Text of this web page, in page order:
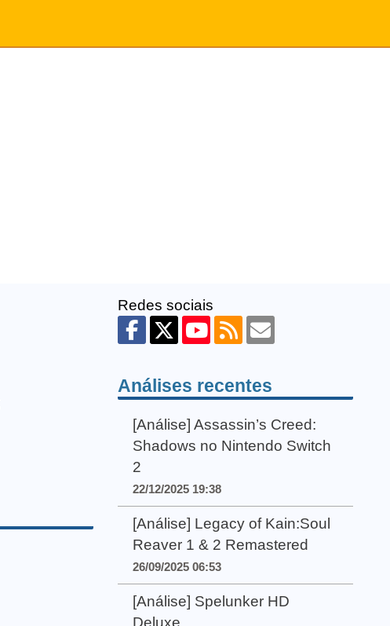
Redes sociais
Análises recentes
[Análise] Assassin’s Creed:
Shadows no Nintendo Switch
2
22/12/2025 19:38
[Análise] Legacy of Kain:Soul
Reaver 1 & 2 Remastered
26/09/2025 06:53
[Análise] Spelunker HD
Deluxe